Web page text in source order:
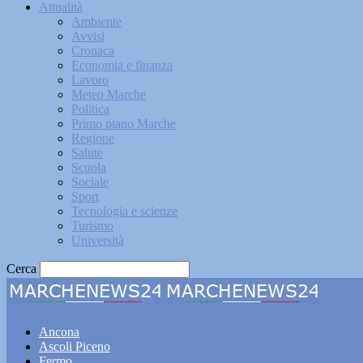
Attualità
Ambiente
Avvisi
Cronaca
Economia e finanza
Lavoro
Meteo Marche
Politica
Primo piano Marche
Regione
Salute
Scuola
Sociale
Sport
Tecnologia e scienze
Turismo
Università
Cerca
Ancona
Ascoli Piceno